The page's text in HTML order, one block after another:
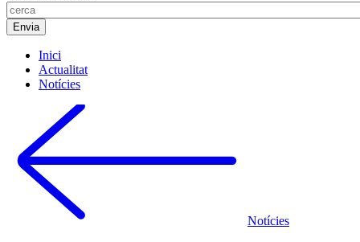
Inici
Actualitat
Notícies
Notícies